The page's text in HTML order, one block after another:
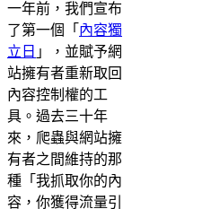
一年前，我們宣布
了第一個「 內容獨
立日 」，並賦予網
站擁有者重新取回
內容控制權的工
具。過去三十年
來，爬蟲與網站擁
有者之間維持的那
種「我抓取你的內
容，你獲得流量引